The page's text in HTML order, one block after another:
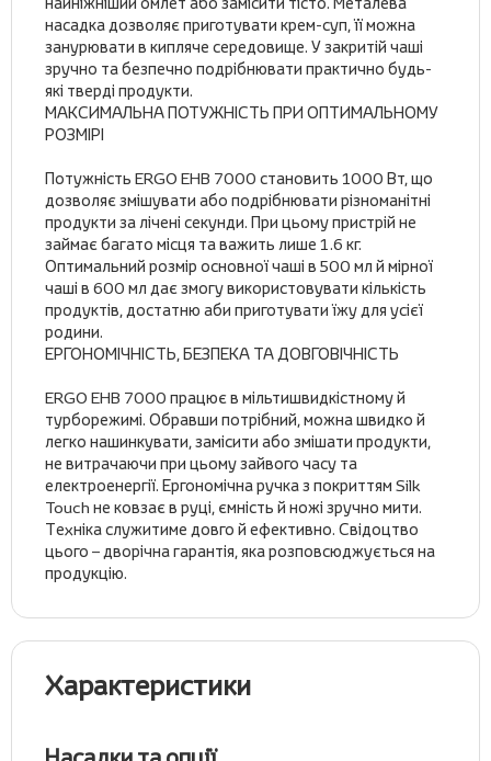
насадка дозволяє приготувати крем-суп, її можна
занурювати в кипляче середовище. У закритій чаші
зручно та безпечно подрібнювати практично будь-
які тверді продукти.
МАКСИМАЛЬНА ПОТУЖНІСТЬ ПРИ ОПТИМАЛЬНОМУ
РОЗМІРІ
Потужність ERGO EHB 7000 становить 1000 Вт, що
дозволяє змішувати або подрібнювати різноманітні
продукти за лічені секунди. При цьому пристрій не
займає багато місця та важить лише 1.6 кг.
Оптимальний розмір основної чаші в 500 мл й мірної
чаші в 600 мл дає змогу використовувати кількість
продуктів, достатню аби приготувати їжу для усієї
родини.
ЕРГОНОМІЧНІСТЬ, БЕЗПЕКА ТА ДОВГОВІЧНІСТЬ
ERGO EHB 7000 працює в мільтишвидкістному й
турборежимі. Обравши потрібний, можна швидко й
легко нашинкувати, замісити або змішати продукти,
не витрачаючи при цьому зайвого часу та
електроенергії. Ергономічна ручка з покриттям Silk
Touch не ковзає в руці, ємність й ножі зручно мити.
Техніка служитиме довго й ефективно. Свідоцтво
цього – дворічна гарантія, яка розповсюджується на
продукцію.
Характеристики